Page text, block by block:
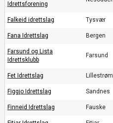
Idrettsforening
Falkeid idrettslag Tysvær
Fana Idrettslag Bergen
Farsund og Lista
Idrettsklubb
Farsund
Fet Idrettslag Lillestrøm
Figgjo Idrettslag Sandnes
Finneid Idrettslag Fauske